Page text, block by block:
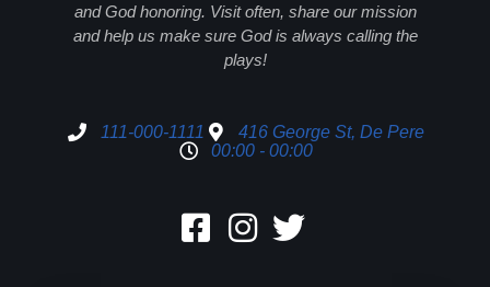
and God honoring. Visit often, share our mission
and help us make sure God is always calling the
plays!
111-000-1111
416 George St, De Pere
00:00 - 00:00